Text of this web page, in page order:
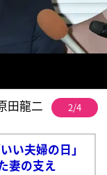
田龍二 2/4
い夫婦の日」
妻の支え